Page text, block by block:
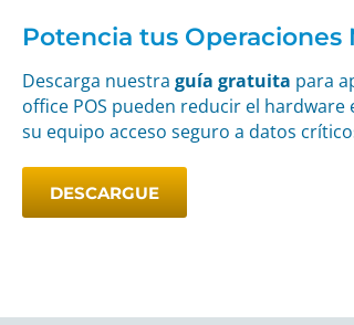
Potencia tus Operaciones
Descarga nuestra guía gratuita para
office POS pueden reducir el
su equipo acceso seguro a datos
DESCARGUE